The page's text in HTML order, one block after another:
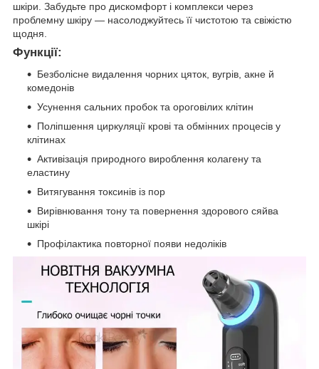
шкіри. Забудьте про дискомфорт і комплекси через
проблемну шкіру — насолоджуйтесь її чистотою та свіжістю
щодня.
Функції:
Безболісне видалення чорних цяток, вугрів, акне й
комедонів
Усунення сальних пробок та ороговілих клітин
Поліпшення циркуляції крові та обмінних процесів у
клітинах
Активізація природного вироблення колагену та
еластину
Витягування токсинів із пор
Вирівнювання тону та повернення здорового сяйва
шкірі
Профілактика повторної появи недоліків